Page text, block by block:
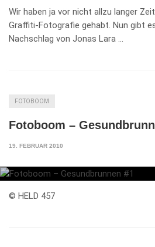
Wir haben ja vor nicht allzu langer
Graffiti-Fotografie gehabt. Nun gibt
Nachschlag von Jonas Lara …
FOTOBOOM
Fotoboom –
19. FEBRUAR 2010
© HELD 457